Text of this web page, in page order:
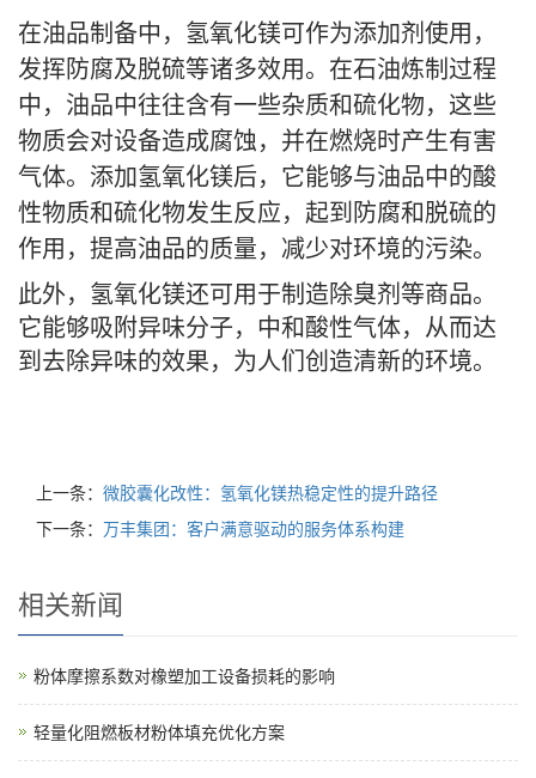
在油品制备中，氢氧化镁可作为添加剂使用，
发挥防腐及脱硫等诸多效用。在石油炼制过程
中，油品中往往含有一些杂质和硫化物，这些
物质会对设备造成腐蚀，并在燃烧时产生有害
气体。添加氢氧化镁后，它能够与油品中的酸
性物质和硫化物发生反应，起到防腐和脱硫的
作用，提高油品的质量，减少对环境的污染。
此外，氢氧化镁还可用于制造除臭剂等商品。
它能够吸附异味分子，中和酸性气体，从而达
到去除异味的效果，为人们创造清新的环境。
上一条： 微胶囊化改性：氢氧化镁热稳定性的提升路径
下一条： 万丰集团：客户满意驱动的服务体系构建
相关新闻
粉体摩擦系数对橡塑加工设备损耗的影响
轻量化阻燃板材粉体填充优化方案